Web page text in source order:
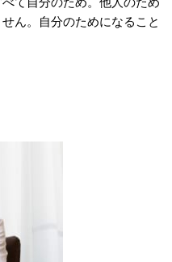
ん。自分のためになること